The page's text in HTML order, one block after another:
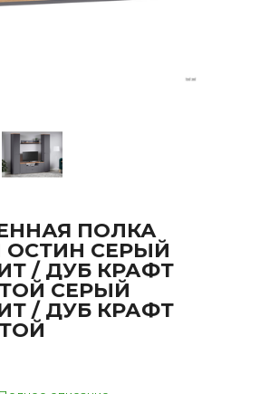
ПОЛКА
ОСТИН СЕРЫЙ
/ ДУБ КРАФТ
СЕРЫЙ
/ ДУБ КРАФТ